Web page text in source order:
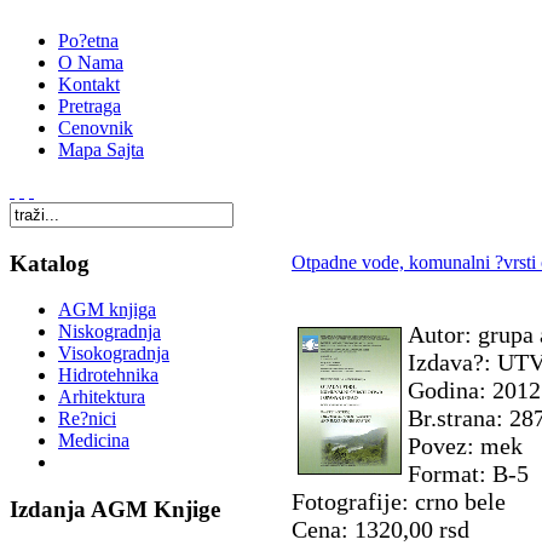
Po?etna
O Nama
Kontakt
Pretraga
Cenovnik
Mapa Sajta
Katalog
AGM knjiga
Niskogradnja
Visokogradnja
Hidrotehnika
Arhitektura
Re?nici
Medicina
Izdanja AGM Knjige
Otpadne vode, komunalni ?vrsti
Autor: grupa
Izdava?:
Godina:
Br.strana:
Povez: mek
Format: B-5
Fotografije: crno bele
Cena: 1320,00 rsd